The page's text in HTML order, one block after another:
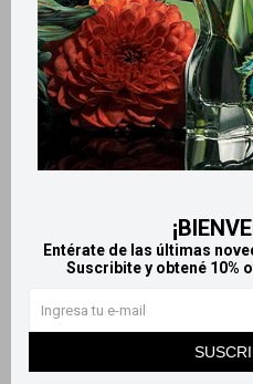
Entérate de las últimas
Suscribite y obtené 10%